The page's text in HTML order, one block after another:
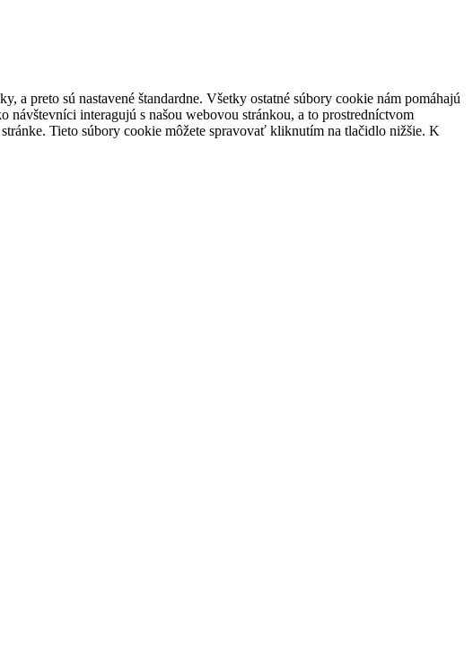
a preto sú nastavené štandardne. Všetky ostatné súbory cookie nám pomáhajú
interagujú s našou webovou stránkou, a to prostredníctvom
Tieto súbory cookie môžete spravovať kliknutím na tlačidlo nižšie. K